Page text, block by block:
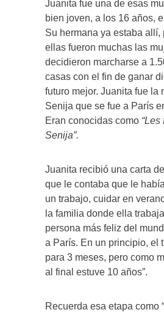
Juanita fue una de esas
bien joven, a los 16 años,
Su hermana ya estaba allí,
ellas fueron muchas las
decidieron marcharse a
casas con el fin de ganar
futuro mejor. Juanita fue la
Senija que se fue a París
Eran conocidas como
Senija”.
Juanita recibió una carta
que le contaba que le
un trabajo, cuidar en
la familia donde ella
persona más feliz del
a París. En un principio, el
para 3 meses, pero como
al final estuve 10 años”.
Recuerda esa etapa como